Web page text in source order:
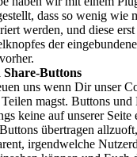
dass so wenig wie
werden, und diese
der
Buttons
uns wenn Dir unser
Teilen magst. Buttons
keine auf unserer Seite
übertragen
irgendwelche